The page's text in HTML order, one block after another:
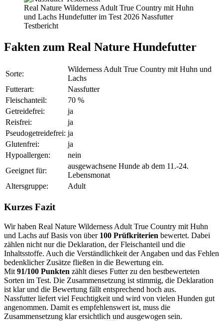
Real Nature Wilderness Adult True Country mit Huhn
und Lachs Hundefutter im Test 2026 Nassfutter
Testbericht
Fakten zum Real Nature Hundefutter
Sorte:
Wilderness Adult True Country mit Huhn und
Lachs
Futterart:
Nassfutter
Fleischanteil:
70 %
Getreidefrei:
ja
Reisfrei:
ja
Pseudogetreidefrei: ja
Glutenfrei:
ja
Hypoallergen:
nein
Geeignet für:
ausgewachsene Hunde ab dem 11.-24.
Lebensmonat
Altersgruppe:
Adult
Kurzes Fazit
Wir haben Real Nature Wilderness Adult True Country mit Huhn
und Lachs auf Basis von über 100 Prüfkriterien bewertet. Dabei
zählen nicht nur die Deklaration, der Fleischanteil und die
Inhaltsstoffe. Auch die Verständlichkeit der Angaben und das Fehlen
bedenklicher Zusätze fließen in die Bewertung ein.
Mit 91/100 Punkten zählt dieses Futter zu den bestbewerteten
Sorten im Test. Die Zusammensetzung ist stimmig, die Deklaration
ist klar und die Bewertung fällt entsprechend hoch aus.
Nassfutter liefert viel Feuchtigkeit und wird von vielen Hunden gut
angenommen. Damit es empfehlenswert ist, muss die
Zusammensetzung klar ersichtlich und ausgewogen sein.